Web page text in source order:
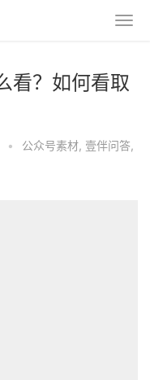
看？如何看取
• 公众号素材, 壹伴问答,